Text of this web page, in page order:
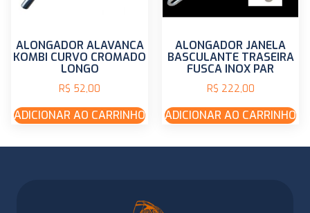
ALONGADOR ALAVANCA
KOMBI CURVO CROMADO
LONGO
R$ 52,00
ADICIONAR AO CARRINHO
ALONGADOR JANELA
BASCULANTE TRASEIRA
FUSCA INOX PAR
R$ 222,00
ADICIONAR AO CARRINHO